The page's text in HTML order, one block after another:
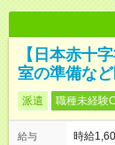
【日本赤十
室の準備な
派遣 職種未経験
給与
時給